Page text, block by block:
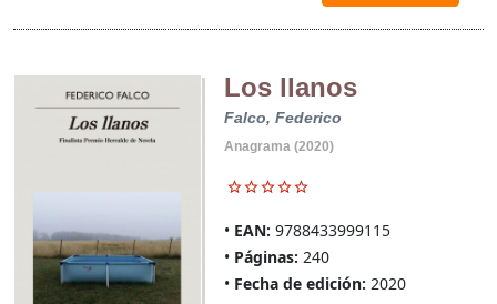
Los llanos
Falco, Federico
Anagrama (2020)
EAN: 9788433999115
Páginas: 240
Fecha de edición: 2020